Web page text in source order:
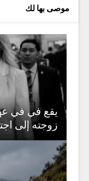
موصى بها لك
يقع في في
زوجته إلى